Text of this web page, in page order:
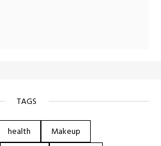
TAGS
health
Makeup